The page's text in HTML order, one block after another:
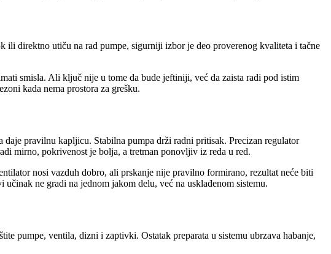
direktno utiču na rad pumpe, sigurniji izbor je deo proverenog kvaliteta i tačne
smisla. Ali ključ nije u tome da bude jeftiniji, već da zaista radi pod istim
kada nema prostora za grešku.
pravilnu kapljicu. Stabilna pumpa drži radni pritisak. Precizan regulator
mirno, pokrivenost je bolja, a tretman ponovljiv iz reda u red.
nosi vazduh dobro, ali prskanje nije pravilno formirano, rezultat neće biti
ne gradi na jednom jakom delu, već na usklađenom sistemu.
pumpe, ventila, dizni i zaptivki. Ostatak preparata u sistemu ubrzava habanje,